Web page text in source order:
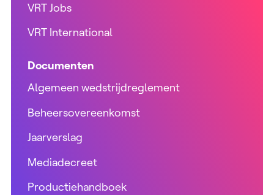
VRT Jobs
VRT International
Documenten
Algemeen wedstrijdreglement
Beheersovereenkomst
Jaarverslag
Mediadecreet
Productiehandboek